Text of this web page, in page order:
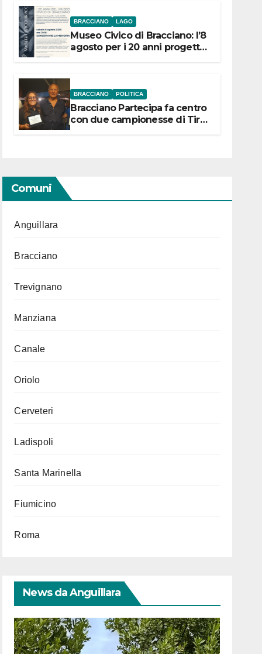
BRACCIANO LAGO
Museo Civico di Bracciano: l’8
agosto per i 20 anni progetto
BRACCIANO POLITICA
Bracciano Partecipa fa centro
con due campionesse di Tiro
Comuni
Anguillara
Bracciano
Trevignano
Manziana
Canale
Oriolo
Cerveteri
Ladispoli
Santa Marinella
Fiumicino
Roma
News da Anguillara